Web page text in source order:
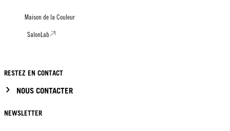
Maison de la Couleur
SalonLab
RESTEZ EN CONTACT
NOUS CONTACTER
NEWSLETTER